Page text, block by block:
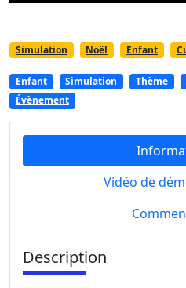
Simulation Noël Enfant
Enfant Simulation Thème
Évènement
Vidéo de
Description